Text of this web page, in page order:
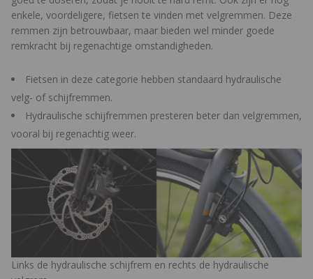
enkele, voordeligere, fietsen te vinden met velgremmen. Deze
remmen zijn betrouwbaar, maar bieden wel minder goede
remkracht bij regenachtige omstandigheden.
Fietsen in deze categorie hebben standaard hydraulische
velg- of schijfremmen.
Hydraulische schijfremmen presteren beter dan velgremmen,
vooral bij regenachtig weer.
Links de hydraulische schijfrem en rechts de hydraulische